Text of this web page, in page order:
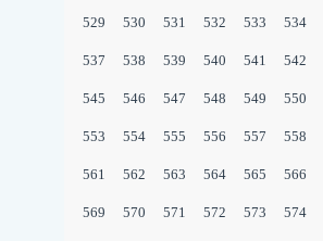
529 530 531 532 533 534
537 538 539 540 541 542
545 546 547 548 549 550
553 554 555 556 557 558
561 562 563 564 565 566
569 570 571 572 573 574